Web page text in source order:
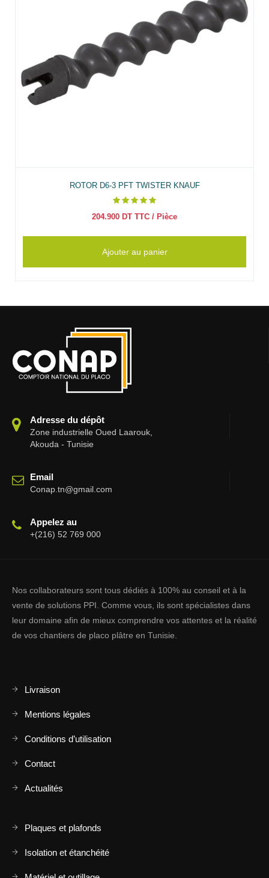
ROTOR D6-3 PFT TWISTER KNAUF
204.900 DT TTC / Pièce
Ajouter au panier
Adresse du dépôt
Zone industrielle Oued Laarouk,
Akouda - Tunisie
Email
Conap.tn@gmail.com
Appelez au
+(216) 52 769 000
Nos collaborateurs sont tous dédiés à 100% au conseil et à la
vente de solutions PPI. Comme vous, ils sont spécialistes dans
leur domaine afin de mieux comprendre vos attentes et la réalité
de vos chantiers de placo plâtre en Tunisie.
Livraison
Mentions légales
Conditions d’utilisation
Contact
Actualités
Plaques et plafonds
Isolation et étanchéité